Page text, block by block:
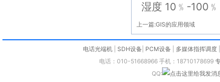
湿度 10﹪-100﹪
上一篇:GIS的应用领域
电话光端机 SDH设备 PCM设备 多媒体指挥调度
电话：010-51668966 手机：18710178699
QQ: